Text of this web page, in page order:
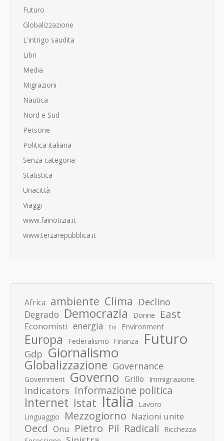
Futuro
Globalizzazione
L'intrigo saudita
Libri
Media
Migrazioni
Nautica
Nord e Sud
Persone
Politica italiana
Senza categoria
Statistica
Unacittà
Viaggi
www.fainotizia.it
www.terzarepubblica.it
Africa ambiente Clima Declino
Degrado Democrazia Donne East
Economisti energia Eni Environment
Europa Federalismo Finanza Futuro
Gdp Giornalismo
Globalizzazione Governance
Government Governo Grillo Immigrazione
Indicators Informazione politica
Internet Istat Italia
Lavoro
Linguaggio
Mezzogiorno Nazioni unite
Oecd Onu Pietro Pil Radicali Ricchezza